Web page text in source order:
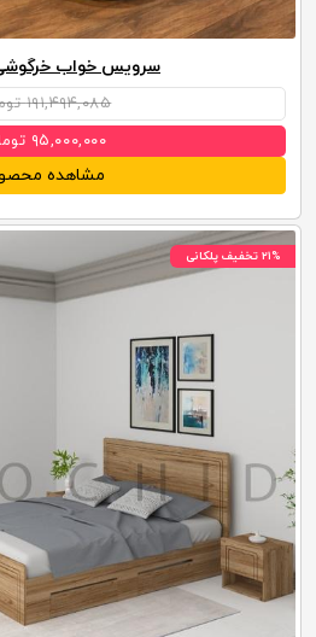
سرویس خواب
۱۹۱,۴۹۴,۰۸۵ تومان
۹۵,۰۰۰,۰۰۰ تومان
مشاهده
۲۱% تخفیف پلکانی